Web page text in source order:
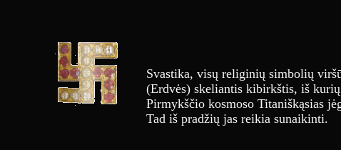
Svastika, visų religinių simbolių
(Erdvės) skeliantis kibirkštis, iš
Pirmykščio kosmoso Titaniškąsias
Tad iš pradžių jas reikia sunaikinti.